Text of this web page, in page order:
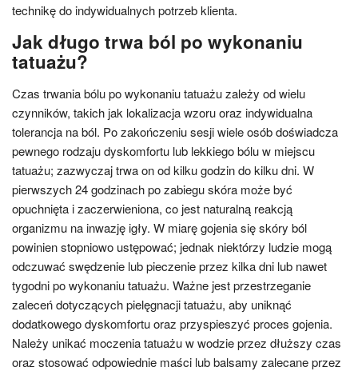
technikę do indywidualnych potrzeb klienta.
Jak długo trwa ból po wykonaniu
tatuażu?
Czas trwania bólu po wykonaniu tatuażu zależy od wielu
czynników, takich jak lokalizacja wzoru oraz indywidualna
tolerancja na ból. Po zakończeniu sesji wiele osób doświadcza
pewnego rodzaju dyskomfortu lub lekkiego bólu w miejscu
tatuażu; zazwyczaj trwa on od kilku godzin do kilku dni. W
pierwszych 24 godzinach po zabiegu skóra może być
opuchnięta i zaczerwieniona, co jest naturalną reakcją
organizmu na inwazję igły. W miarę gojenia się skóry ból
powinien stopniowo ustępować; jednak niektórzy ludzie mogą
odczuwać swędzenie lub pieczenie przez kilka dni lub nawet
tygodni po wykonaniu tatuażu. Ważne jest przestrzeganie
zaleceń dotyczących pielęgnacji tatuażu, aby uniknąć
dodatkowego dyskomfortu oraz przyspieszyć proces gojenia.
Należy unikać moczenia tatuażu w wodzie przez dłuższy czas
oraz stosować odpowiednie maści lub balsamy zalecane przez